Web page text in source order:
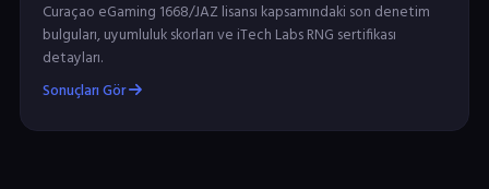
Curaçao eGaming 1668/JAZ lisansı kapsamındaki son denetim
bulguları, uyumluluk skorları ve iTech Labs RNG sertifikası
detayları.
Sonuçları Gör